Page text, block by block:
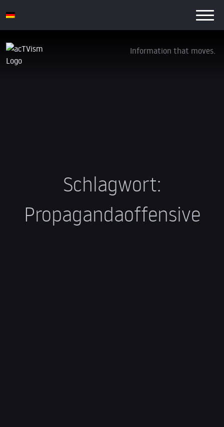
Information that moves.
Schlagwort:
Propagandaoffensive